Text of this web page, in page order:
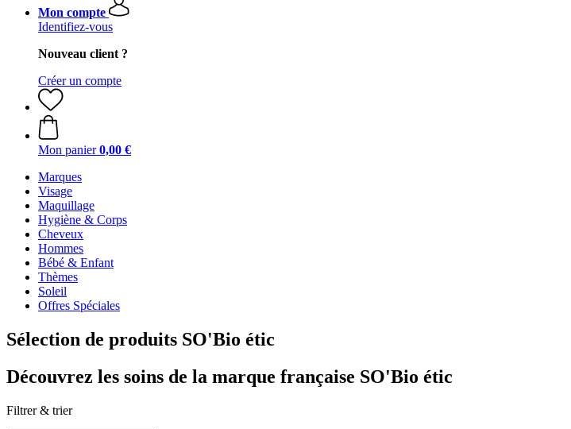
Mon compte
Identifiez-vous
Nouveau client ?
Créer un compte
Mon panier 0,00 €
Marques
Visage
Maquillage
Hygiène & Corps
Cheveux
Hommes
Bébé & Enfant
Thèmes
Soleil
Offres Spéciales
Sélection de produits SO'Bio étic
Découvrez les soins de la marque française SO'Bio étic
Filtrer & trier